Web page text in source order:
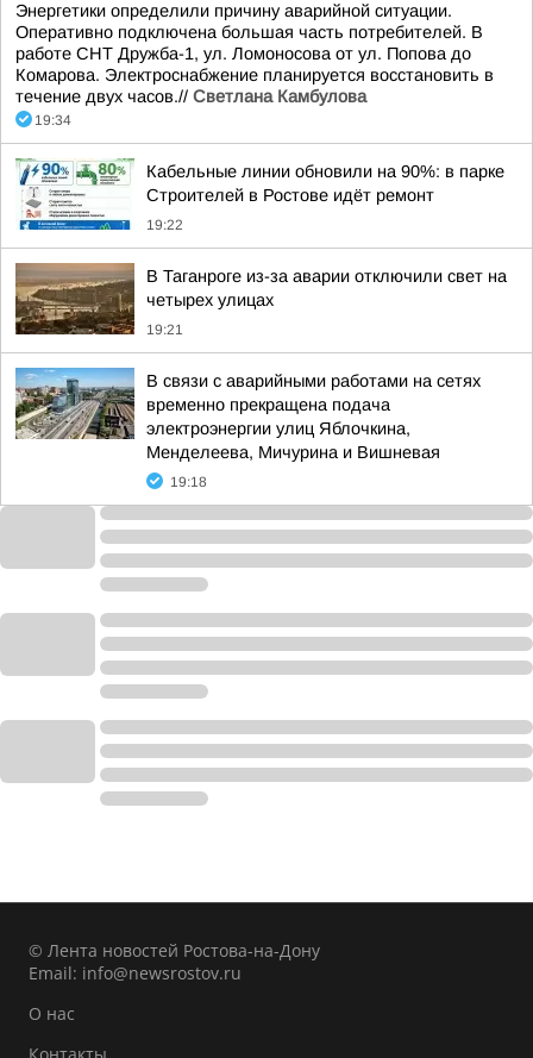
Энергетики определили причину аварийной ситуации.
Оперативно подключена большая часть потребителей. В
работе СНТ Дружба-1, ул. Ломоносова от ул. Попова до
Комарова. Электроснабжение планируется восстановить в
течение двух часов.// Светлана Камбулова
19:34
Кабельные линии обновили на 90%: в парке
Строителей в Ростове идёт ремонт
19:22
В Таганроге из-за аварии отключили свет на
четырех улицах
19:21
В связи с аварийными работами на сетях
временно прекращена подача
электроэнергии улиц Яблочкина,
Менделеева, Мичурина и Вишневая
19:18
© Лента новостей Ростова-на-Дону
Email: info@newsrostov.ru
О нас